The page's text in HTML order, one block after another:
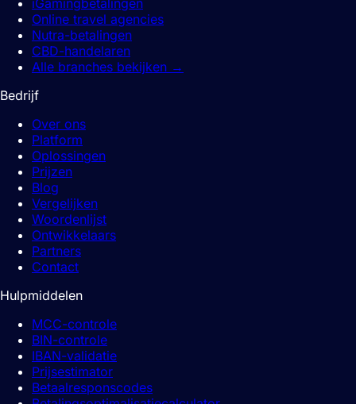
iGamingbetalingen
Online travel agencies
Nutra-betalingen
CBD-handelaren
Alle branches bekijken →
Bedrijf
Over ons
Platform
Oplossingen
Prijzen
Blog
Vergelijken
Woordenlijst
Ontwikkelaars
Partners
Contact
Hulpmiddelen
MCC-controle
BIN-controle
IBAN-validatie
Prijsestimator
Betaalresponscodes